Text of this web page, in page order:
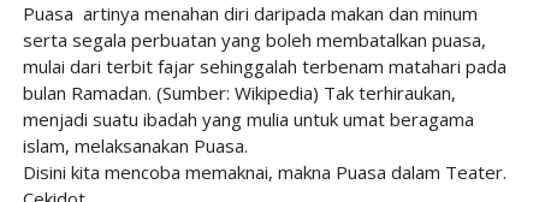
Puasa artinya menahan diri daripada makan dan minum
serta segala perbuatan yang boleh membatalkan puasa,
mulai dari terbit fajar sehinggalah terbenam matahari pada
bulan Ramadan. (Sumber: Wikipedia) Tak terhiraukan,
menjadi suatu ibadah yang mulia untuk umat beragama
islam, melaksanakan Puasa.
Disini kita mencoba memaknai, makna Puasa dalam Teater.